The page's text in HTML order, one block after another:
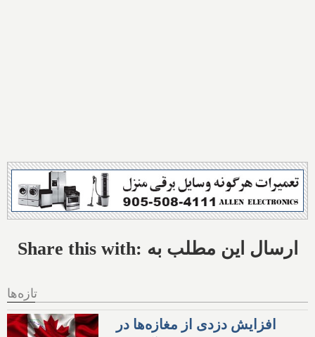
Share this with: ارسال این مطلب به
تازه‌ها
افزایش دزدی از مغازه‌ها در